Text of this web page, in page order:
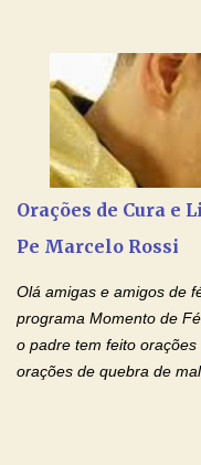
vitórias, em seus
exceções, mas essas
pais que não se
estado natural, normal.
absurdas. Temos notícia
desrespeitam, que
Orações de Cura e
Pe Marcelo Rossi
Olá amigas e amigos de
programa Momento de
o padre tem feito
orações de quebra de